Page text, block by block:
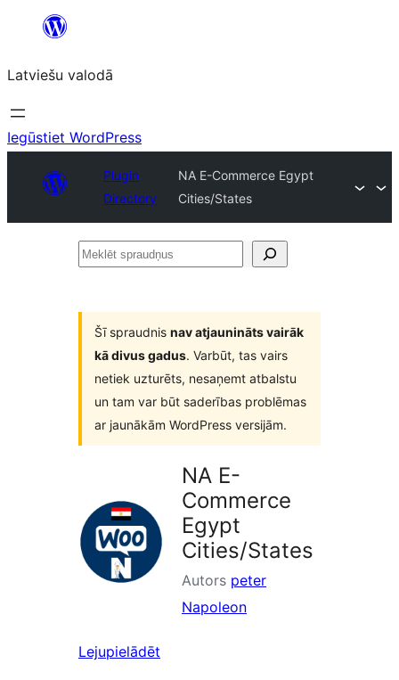
Pāriet
saturu
Latviešu valodā
Iegūstiet WordPress
Plugin
Directory
NA E-Commerce Egypt
Cities/States
Meklēt
Šī spraudnis nav atjaunināts vairāk
kā divus gadus. Varbūt, tas vairs
netiek uzturēts, nesaņemt atbalstu
un tam var būt saderības problēmas
ar jaunākām WordPress versijām.
NA E-
Commerce
Egypt
Cities/States
Autors peter
Napoleon
Lejupielādēt